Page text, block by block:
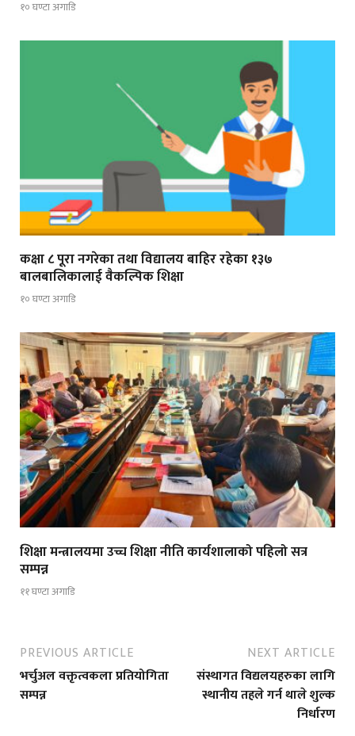
१० घण्टा अगाडि
कक्षा ८ पूरा नगरेका तथा विद्यालय बाहिर रहेका १३७
बालबालिकालाई वैकल्पिक शिक्षा
१० घण्टा अगाडि
शिक्षा मन्त्रालयमा उच्च शिक्षा नीति कार्यशालाको पहिलो सत्र
सम्पन्न
११ घण्टा अगाडि
PREVIOUS ARTICLE
भर्चुअल वक्तृत्वकला प्रतियोगिता
सम्पन्न
NEXT ARTICLE
संस्थागत विद्यलयहरुका लागि
स्थानीय तहले गर्न थाले शुल्क
निर्धारण